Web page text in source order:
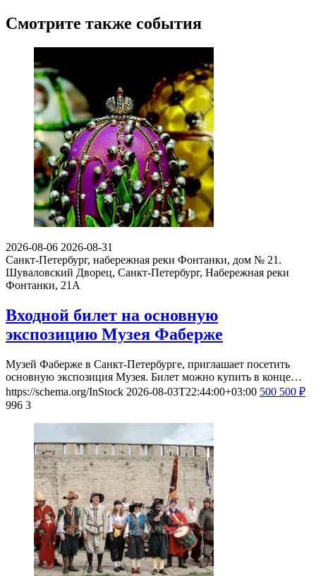
Смотрите также события
2026-08-06 2026-08-31
Санкт-Петербург, набережная реки Фонтанки, дом № 21.
Шуваловский Дворец, Санкт-Петербург, Набережная реки
Фонтанки, 21А
Входной билет на основную
экспозицию Музея Фаберже
Музей Фаберже в Санкт-Петербурге, приглашает посетить
основную экспозиция Музея. Билет можно купить в конце…
https://schema.org/InStock 2026-08-03T22:44:00+03:00 500 500 ₽
996 3